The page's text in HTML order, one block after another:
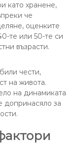
като хранене,
че
оценките
те или 50-те си
възрасти.
чести,
на живота.
на динамиката
допринасяло за